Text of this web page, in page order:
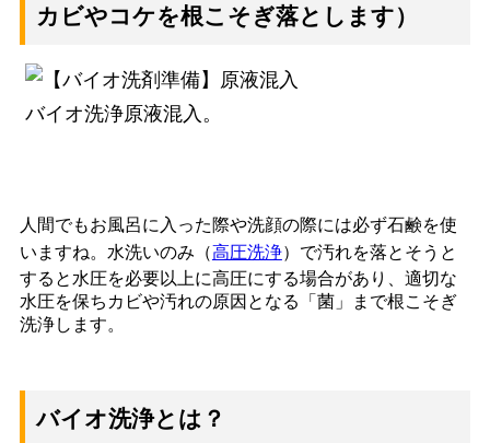
カビやコケを根こそぎ落とします）
バイオ洗浄原液混入。
人間でもお風呂に入った際や洗顔の際には必ず石鹸を使
いますね。水洗いのみ（高圧洗浄）で汚れを落とそうと
すると水圧を必要以上に高圧にする場合があり、適切な
水圧を保ちカビや汚れの原因となる「菌」まで根こそぎ
洗浄します。
バイオ洗浄とは？